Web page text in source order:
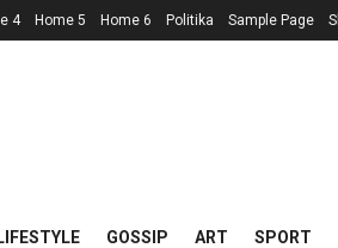
4 Home 5 Home 6 Politika Sample Page
LIFESTYLE GOSSIP ART SPORT